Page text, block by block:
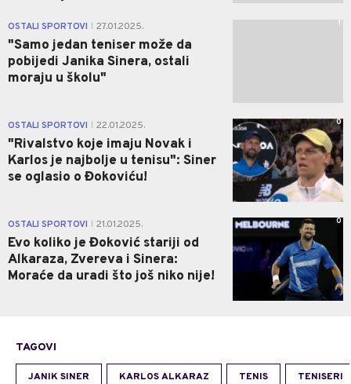
OSTALI SPORTOVI 27.01.2025.
"Samo jedan teniser može da
pobijedi Janika Sinera, ostali
moraju u školu"
1
OSTALI SPORTOVI 22.01.2025.
"Rivalstvo koje imaju Novak i
Karlos je najbolje u tenisu": Siner
se oglasio o Đokoviću!
0
OSTALI SPORTOVI 21.01.2025.
Evo koliko je Đoković stariji od
Alkaraza, Zvereva i Sinera:
Moraće da uradi što još niko nije!
0
TAGOVI
JANIK SINER KARLOS ALKARAZ TENIS TENISERI